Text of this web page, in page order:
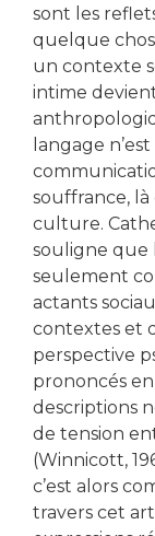
sont les
quelque
un contexte
intime
langage
souffrance,
culture.
souligne que
seulement
actants
contextes et
perspective
prononcés
descriptions
de tension
(Winnicott,
c’est alors
travers cet